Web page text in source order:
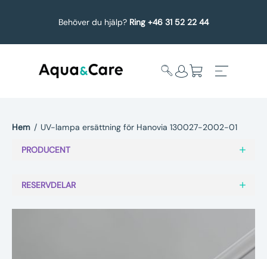
Behöver du hjälp? Ring +46 31 52 22 44
undermeny
Service
Hem / UV-lampa ersättning för Hanovia 130027-2002-01
PRODUCENT
RESERVDELAR